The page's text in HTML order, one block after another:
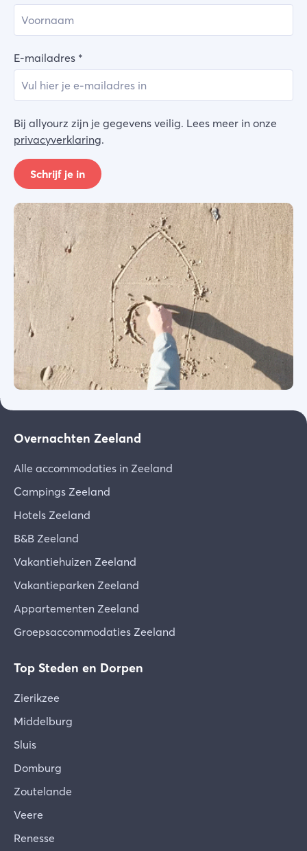
E-mailadres *
Bij allyourz zijn je gegevens veilig. Lees meer in onze
privacyverklaring.
Schrijf je in
Overnachten Zeeland
Alle accommodaties in Zeeland
Campings Zeeland
Hotels Zeeland
B&B Zeeland
Vakantiehuizen Zeeland
Vakantieparken Zeeland
Appartementen Zeeland
Groepsaccommodaties Zeeland
Top Steden en Dorpen
Zierikzee
Middelburg
Sluis
Domburg
Zoutelande
Veere
Renesse